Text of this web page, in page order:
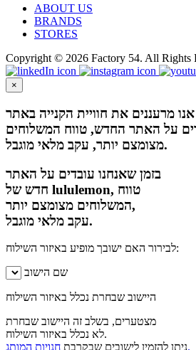
ABOUT US
BRANDS
STORES
Copyright © 2026 Factory 54. All Rights
×
על האתר החדש, טווח המשלוחים
מצומצם יותר, עקב מלאי מוגבל.
בזמן שאנחנו עובדים על האתר
חדש של lululemon, טווח
המשלוחים מצומצם יותר,
עקב מלאי מוגבל.
לבירור האם ישובך מופיע באיזור השילוח:
שם הישוב
היישוב שבחרת נכלל באיזור השילוח
מצטערים, בשלב זה היישוב שבחרת
לא נכלל באיזור השילוח.
ניתן להזמין לישובים שבקרבתחנויות המותג.